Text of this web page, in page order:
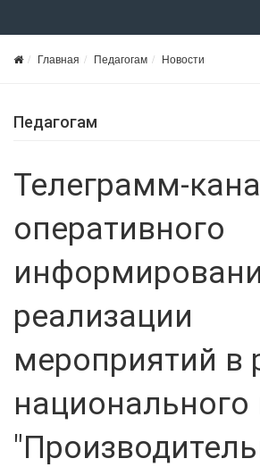
Главная Педагогам Новости
Педагогам
Телеграмм-
оперативного
реализации
мероприятий в
национального